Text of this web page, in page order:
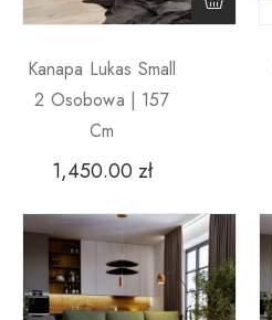
Kanapa Lukas Small
2 Osobowa | 157
Cm
1,450.00 zł